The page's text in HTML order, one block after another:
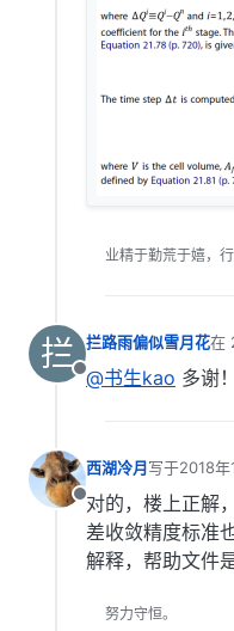
业精于勤荒于嬉，行
拦
离线
拦路雨偏似雪月花在
最
@书生kao 多谢
离线
西湖冷月写于2018年
最后由 编辑
对的，楼上正解
差收敛精度标准
解释，帮助文件
努力守恒。